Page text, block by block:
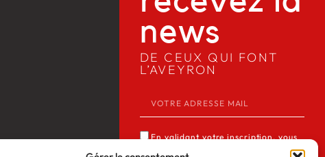
news​
DE CEUX QUI FONT
L’AVEYRON
En validant votre inscription, vous
acceptez que Media12 mémorise et